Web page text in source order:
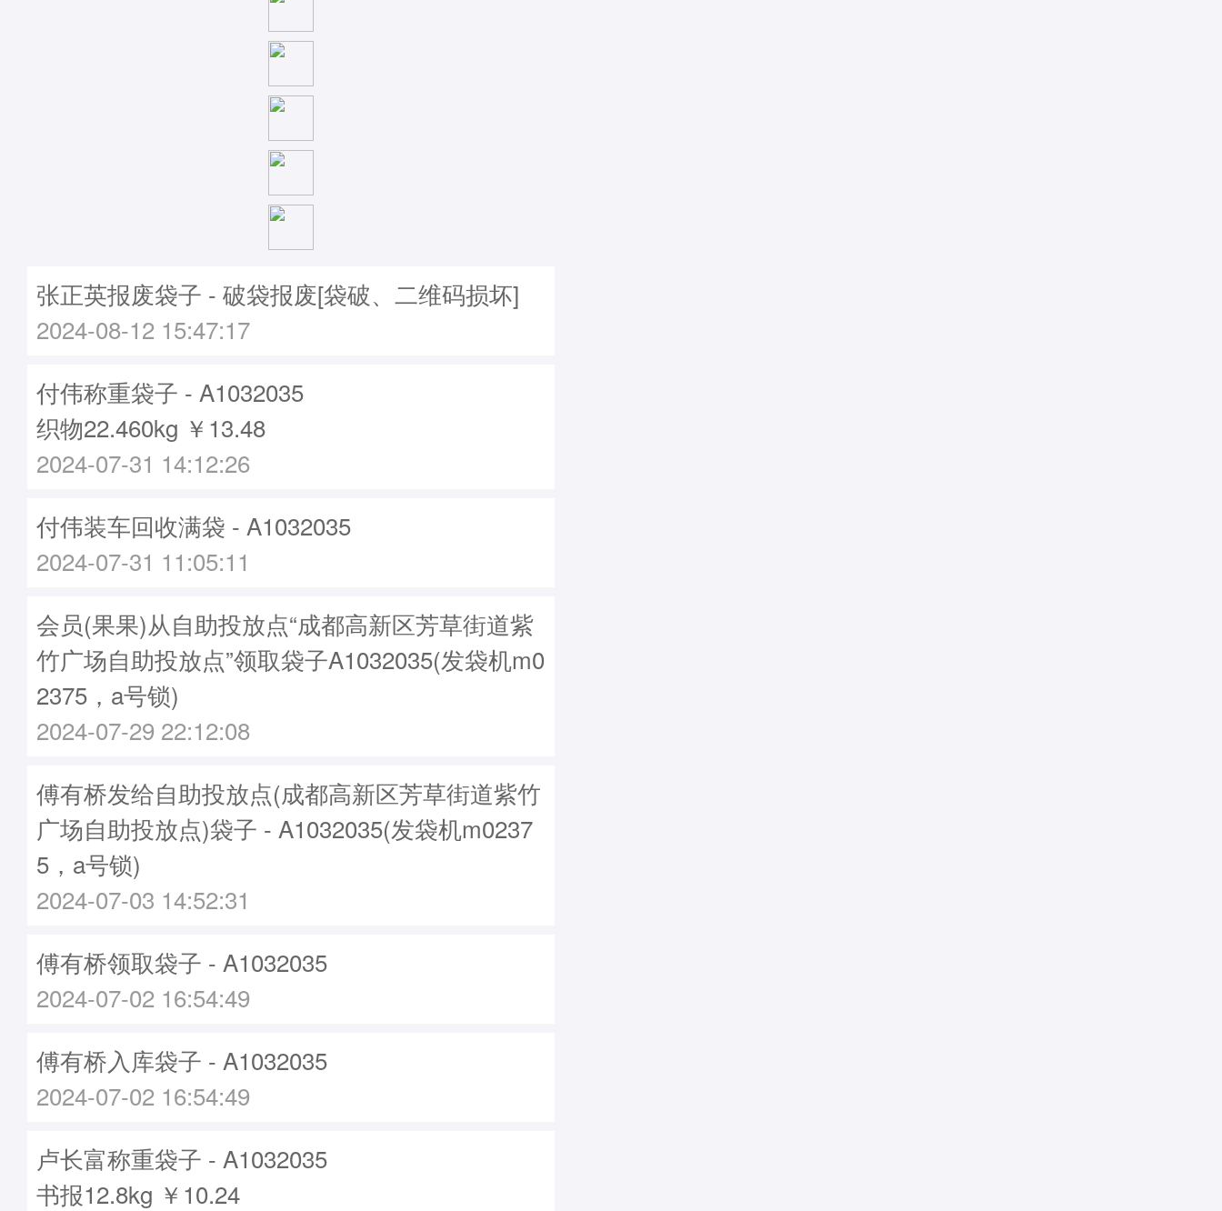
张正英报废袋子 - 破袋报废[袋破、二维码损坏]
2024-08-12 15:47:17
付伟称重袋子 - A1032035
织物22.460kg ￥13.48
2024-07-31 14:12:26
付伟装车回收满袋 - A1032035
2024-07-31 11:05:11
会员(果果)从自助投放点“成都高新区芳草街道紫
竹广场自助投放点”领取袋子A1032035(发袋机m0
2375，a号锁)
2024-07-29 22:12:08
傅有桥发给自助投放点(成都高新区芳草街道紫竹
广场自助投放点)袋子 - A1032035(发袋机m0237
5，a号锁)
2024-07-03 14:52:31
傅有桥领取袋子 - A1032035
2024-07-02 16:54:49
傅有桥入库袋子 - A1032035
2024-07-02 16:54:49
卢长富称重袋子 - A1032035
书报12.8kg ￥10.24